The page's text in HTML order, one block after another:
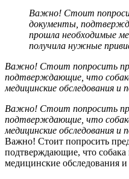
Важно! Стоит
документы,
прошла необходимые
получила нужные
Важно! Стоит попросить
подтверждающие, что
медицинские обследования и
Важно! Стоит попросить
подтверждающие, что
медицинские обследования и
Важно! Стоит попросить
подтверждающие, что
медицинские обследования